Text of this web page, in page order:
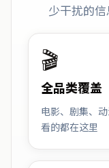
少干扰的
🎬
全品类覆盖
电影、剧集、
看的都在这里